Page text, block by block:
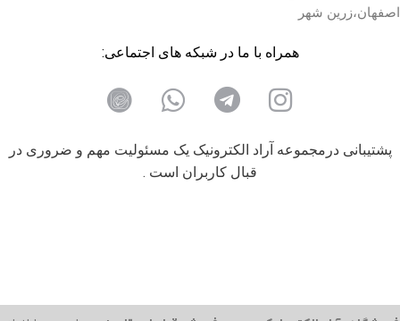
اصفهان،زرین شهر
همراه با ما در شبکه های اجتماعی:
پشتیبانی درمجموعه آراد الکترونیک یک مسئولیت مهم و ضروری در
قبال کاربران است .